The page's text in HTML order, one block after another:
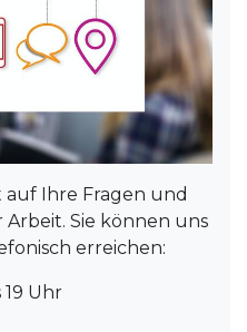
Ihre Fragen und
Sie können uns
erreichen:
19 Uhr